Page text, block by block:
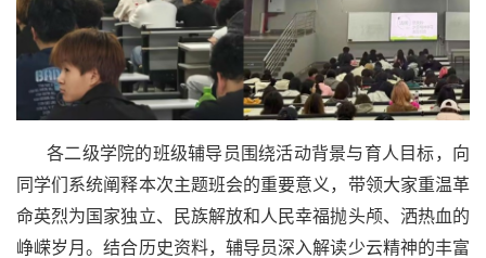
各二级学院的班级辅导员围绕活动背景与育人目标，向
同学们系统阐释本次主题班会的重要意义，带领大家重温革
命英烈为国家独立、民族解放和人民幸福抛头颅、洒热血的
峥嵘岁月。结合历史资料，辅导员深入解读少云精神的丰富